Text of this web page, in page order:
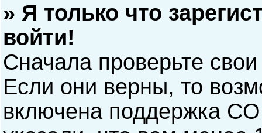
» Я только что
войти!
Сначала проверьте
Если они верны, то
включена поддержка